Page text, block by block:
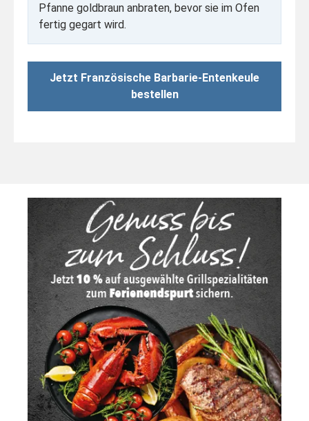
Pfanne goldbraun anbraten, bevor sie im Ofen
fertig gegart wird.
Jetzt Französische Barbarie-Entenkeule
bestellen